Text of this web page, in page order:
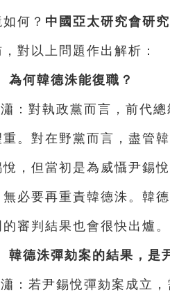
何？ 中國亞太研究會研
對以上問題作出解析：
為何韓德洙能復職？
：對執政黨而言，前代
重。對在野黨而言，盡管
悅，但當初是為威懾尹錫
必要再重責韓德洙。韓
審判結果也會很快出爐。
韓德洙彈劾案的結果，是
：若尹錫悅彈劾案成立